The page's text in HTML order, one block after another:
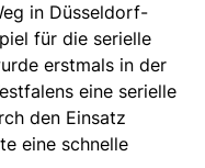
in Düsseldorf-
für die serielle
erstmals in der
eine serielle
den Einsatz
eine schnelle